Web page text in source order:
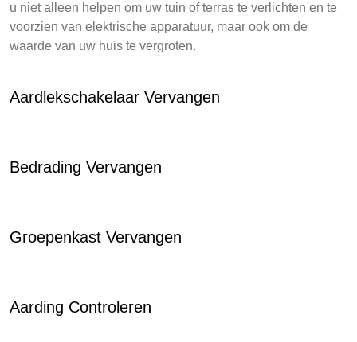
u niet alleen helpen om uw tuin of terras te verlichten en te
voorzien van elektrische apparatuur, maar ook om de
waarde van uw huis te vergroten.
Aardlekschakelaar Vervangen
Bedrading Vervangen
Groepenkast Vervangen
Aarding Controleren